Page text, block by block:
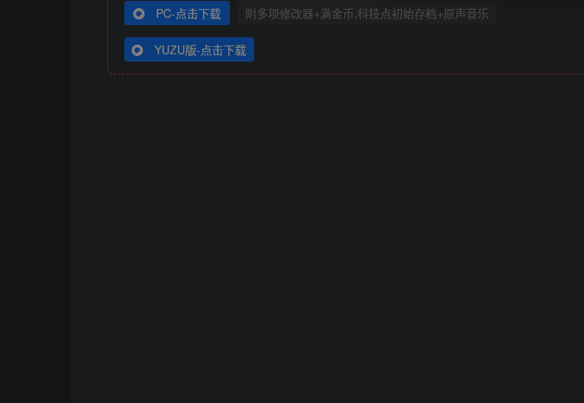
PC-点击下载 附多项修改器+满金币,科技点初始存档+原声音乐
YUZU版-点击下载